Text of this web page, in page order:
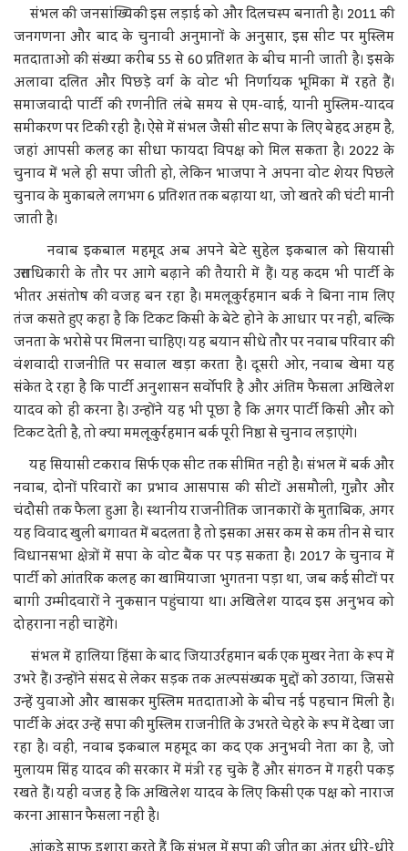
संभल की जनसांख्यिकी इस लड़ाई को और दिलचस्प बनाती है। 2011 की
जनगणना और बाद के चुनावी अनुमानों के अनुसार, इस सीट पर मुस्लिम
मतदाताओं की संख्या करीब 55 से 60 प्रतिशत के बीच मानी जाती है। इसके
अलावा दलित और पिछड़े वर्ग के वोट भी निर्णायक भूमिका में रहते हैं।
समाजवादी पार्टी की रणनीति लंबे समय से एम-वाई, यानी मुस्लिम-यादव
समीकरण पर टिकी रही है। ऐसे में संभल जैसी सीट सपा के लिए बेहद अहम है,
जहां आपसी कलह का सीधा फायदा विपक्ष को मिल सकता है। 2022 के
चुनाव में भले ही सपा जीती हो, लेकिन भाजपा ने अपना वोट शेयर पिछले
चुनाव के मुकाबले लगभग 6 प्रतिशत तक बढ़ाया था, जो खतरे की घंटी मानी
जाती है।
नवाब इकबाल महमूद अब अपने बेटे सुहेल इकबाल को सियासी
उत्तराधिकारी के तौर पर आगे बढ़ाने की तैयारी में हैं। यह कदम भी पार्टी के
भीतर असंतोष की वजह बन रहा है। ममलूकुर्रहमान बर्क ने बिना नाम लिए
तंज कसते हुए कहा है कि टिकट किसी के बेटे होने के आधार पर नहीं, बल्कि
जनता के भरोसे पर मिलना चाहिए। यह बयान सीधे तौर पर नवाब परिवार की
वंशवादी राजनीति पर सवाल खड़ा करता है। दूसरी ओर, नवाब खेमा यह
संकेत दे रहा है कि पार्टी अनुशासन सर्वोपरि है और अंतिम फैसला अखिलेश
यादव को ही करना है। उन्होंने यह भी पूछा है कि अगर पार्टी किसी और को
टिकट देती है, तो क्या ममलूकुर्रहमान बर्क पूरी निष्ठा से चुनाव लड़ाएंगे।
यह सियासी टकराव सिर्फ एक सीट तक सीमित नहीं है। संभल में बर्क और
नवाब, दोनों परिवारों का प्रभाव आसपास की सीटों असमौली, गुन्नौर और
चंदौसी तक फैला हुआ है। स्थानीय राजनीतिक जानकारों के मुताबिक, अगर
यह विवाद खुली बगावत में बदलता है तो इसका असर कम से कम तीन से चार
विधानसभा क्षेत्रों में सपा के वोट बैंक पर पड़ सकता है। 2017 के चुनाव में
पार्टी को आंतरिक कलह का खामियाजा भुगतना पड़ा था, जब कई सीटों पर
बागी उम्मीदवारों ने नुकसान पहुंचाया था। अखिलेश यादव इस अनुभव को
दोहराना नहीं चाहेंगे।
संभल में हालिया हिंसा के बाद जियाउर्रहमान बर्क एक मुखर नेता के रूप में
उभरे हैं। उन्होंने संसद से लेकर सड़क तक अल्पसंख्यक मुद्दों को उठाया, जिससे
उन्हें युवाओं और खासकर मुस्लिम मतदाताओं के बीच नई पहचान मिली है।
पार्टी के अंदर उन्हें सपा की मुस्लिम राजनीति के उभरते चेहरे के रूप में देखा जा
रहा है। वहीं, नवाब इकबाल महमूद का कद एक अनुभवी नेता का है, जो
मुलायम सिंह यादव की सरकार में मंत्री रह चुके हैं और संगठन में गहरी पकड़
रखते हैं। यही वजह है कि अखिलेश यादव के लिए किसी एक पक्ष को नाराज
करना आसान फैसला नहीं है।